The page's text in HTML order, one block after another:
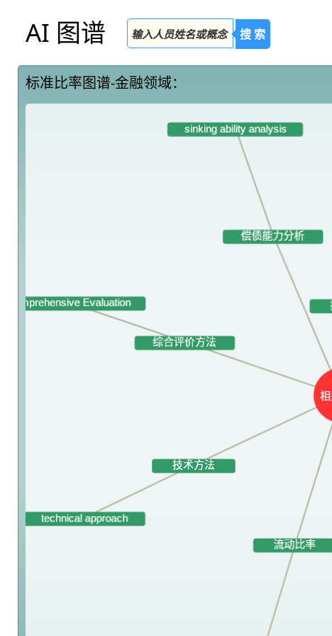
AI 图谱 搜 索
标准比率图谱-金融领域：